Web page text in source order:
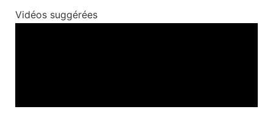
Vidéos suggérées